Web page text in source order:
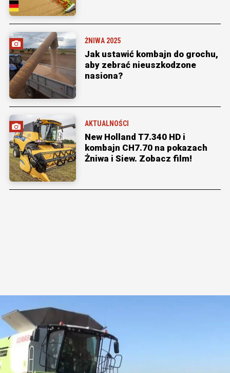
ŻNIWA 2025
Jak ustawić kombajn do grochu,
aby zebrać nieuszkodzone
nasiona?
AKTUALNOŚCI
New Holland T7.340 HD i
kombajn CH7.70 na pokazach
Żniwa i Siew. Zobacz film!